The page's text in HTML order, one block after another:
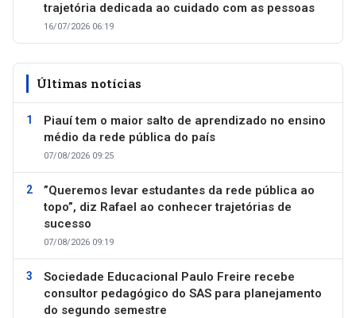
trajetória dedicada ao cuidado com as pessoas
16/07/2026 06:19
Últimas notícias
Piauí tem o maior salto de aprendizado no ensino
médio da rede pública do país
07/08/2026 09:25
”Queremos levar estudantes da rede pública ao
topo”, diz Rafael ao conhecer trajetórias de
sucesso
07/08/2026 09:19
Sociedade Educacional Paulo Freire recebe
consultor pedagógico do SAS para planejamento
do segundo semestre